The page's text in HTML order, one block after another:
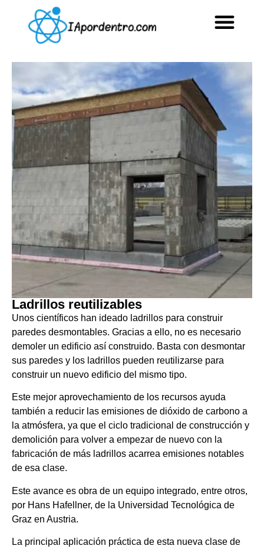
Ladrillos reutilizables
Unos científicos han ideado ladrillos para construir
paredes desmontables. Gracias a ello, no es necesario
demoler un edificio así construido. Basta con desmontar
sus paredes y los ladrillos pueden reutilizarse para
construir un nuevo edificio del mismo tipo.
Este mejor aprovechamiento de los recursos ayuda
también a reducir las emisiones de dióxido de carbono a
la atmósfera, ya que el ciclo tradicional de construcción y
demolición para volver a empezar de nuevo con la
fabricación de más ladrillos acarrea emisiones notables
de esa clase.
Este avance es obra de un equipo integrado, entre otros,
por Hans Hafellner, de la Universidad Tecnológica de
Graz en Austria.
La principal aplicación práctica de esta nueva clase de